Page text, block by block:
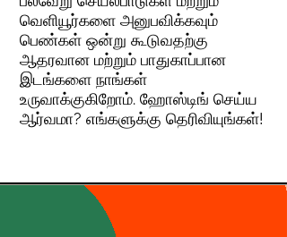
வெளியூர்களை அனுபவிக்கவும்
பெண்கள் ஒன்று கூடுவதற்கு
ஆதரவான மற்றும் பாதுகாப்பான
இடங்களை நாங்கள்
உருவாக்குகிறோம். ஹோஸ்டிங் செய்ய
ஆர்வமா? எங்களுக்கு தெரிவியுங்கள்!